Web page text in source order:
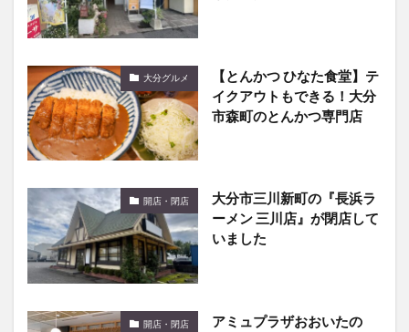
大分グルメ
【とんかつ ひなた食堂】テ
イクアウトもできる！大分
市森町のとんかつ専門店
開店・閉店
大分市三川新町の『長浜ラ
ーメン 三川店』が閉店して
いました
開店・閉店
アミュプラザおおいたの